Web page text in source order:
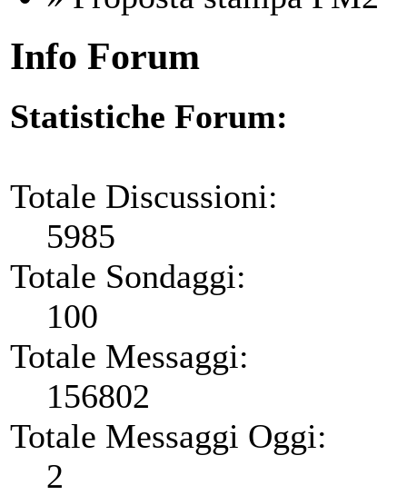
Info Forum
Statistiche Forum:
Totale Discussioni:
5985
Totale Sondaggi:
100
Totale Messaggi:
156802
Totale Messaggi Oggi:
2